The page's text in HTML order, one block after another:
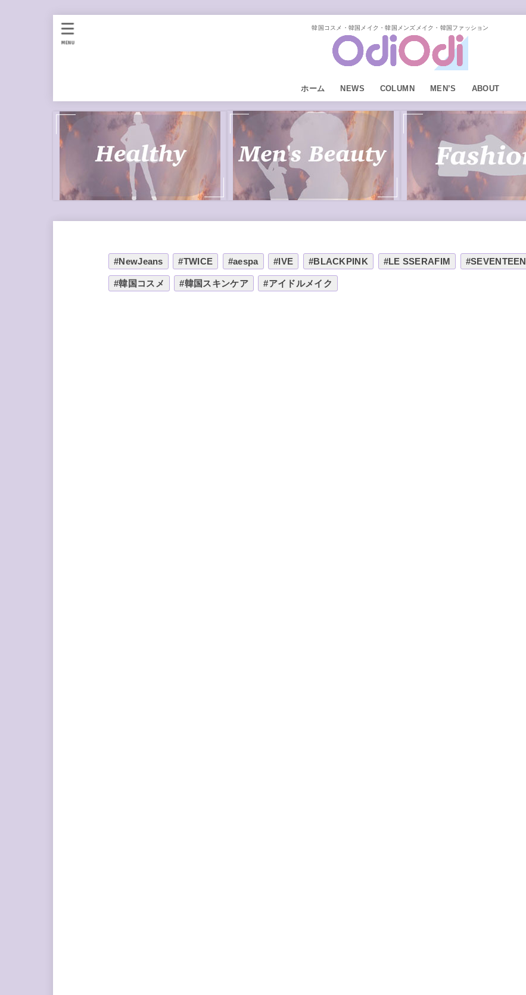
韓国コスメ・韓国メイク・韓国メンズメイク・韓国ファッション
ホーム NEWS COLUMN MEN’S ABOUT
MENU
#NewJeans #TWICE #aespa #IVE #BLACKPINK #LE SSERAFIM #SEVENTEEN
#韓国コスメ #韓国スキンケア #アイドルメイク